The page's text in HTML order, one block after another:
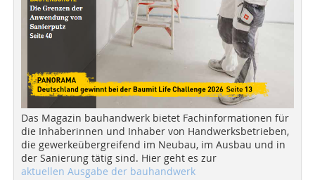
Das Magazin bauhandwerk bietet Fachinformationen für
die Inhaberinnen und Inhaber von Handwerksbetrieben,
die gewerkeübergreifend im Neubau, im Ausbau und in
der Sanierung tätig sind. Hier geht es zur
aktuellen Ausgabe der bauhandwerk